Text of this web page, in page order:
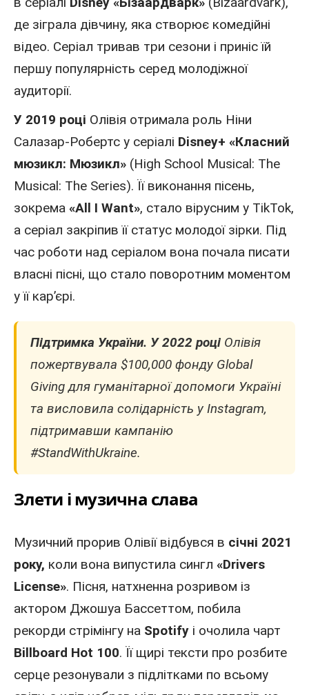
де зіграла дівчину, яка створює комедійні
відео. Серіал тривав три сезони і приніс їй
першу популярність серед молодіжної
аудиторії.
У 2019 році Олівія отримала роль Ніни
Салазар-Робертс у серіалі Disney+ «Класний
мюзикл: Мюзикл» (High School Musical: The
Musical: The Series). Її виконання пісень,
зокрема «All I Want», стало вірусним у TikTok,
а серіал закріпив її статус молодої зірки. Під
час роботи над серіалом вона почала писати
власні пісні, що стало поворотним моментом
у її кар’єрі.
Підтримка України. У 2022 році Олівія
пожертвувала $100,000 фонду Global
Giving для гуманітарної допомоги Україні
та висловила солідарність у Instagram,
підтримавши кампанію
#StandWithUkraine.
Злети і музична слава
Музичний прорив Олівії відбувся в січні 2021
року, коли вона випустила сингл «Drivers
License». Пісня, натхненна розривом із
актором Джошуа Бассеттом, побила
рекорди стрімінгу на Spotify і очолила чарт
Billboard Hot 100. Її щирі тексти про розбите
серце резонували з підлітками по всьому